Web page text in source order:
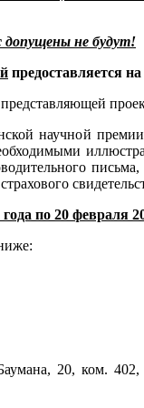
допущены не будут!
предоставляется
научной
по 20 февраля
20, ком.